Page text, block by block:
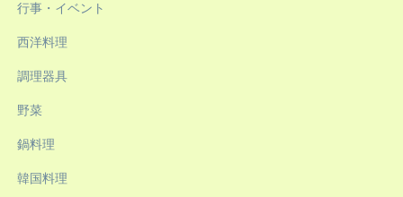
行事・イベント
西洋料理
調理器具
野菜
鍋料理
韓国料理